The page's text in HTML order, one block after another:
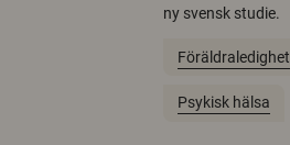
ny svensk studie.
Föräldraledighet
Psykisk hälsa